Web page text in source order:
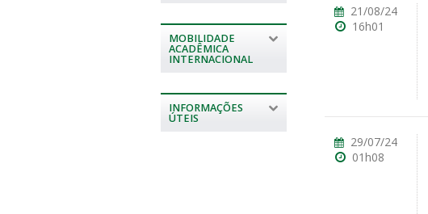
MOBILIDADE
ACADÊMICA
INTERNACIONAL
INFORMAÇÕES
ÚTEIS
21/08/24
16h01
29/07/24
01h08